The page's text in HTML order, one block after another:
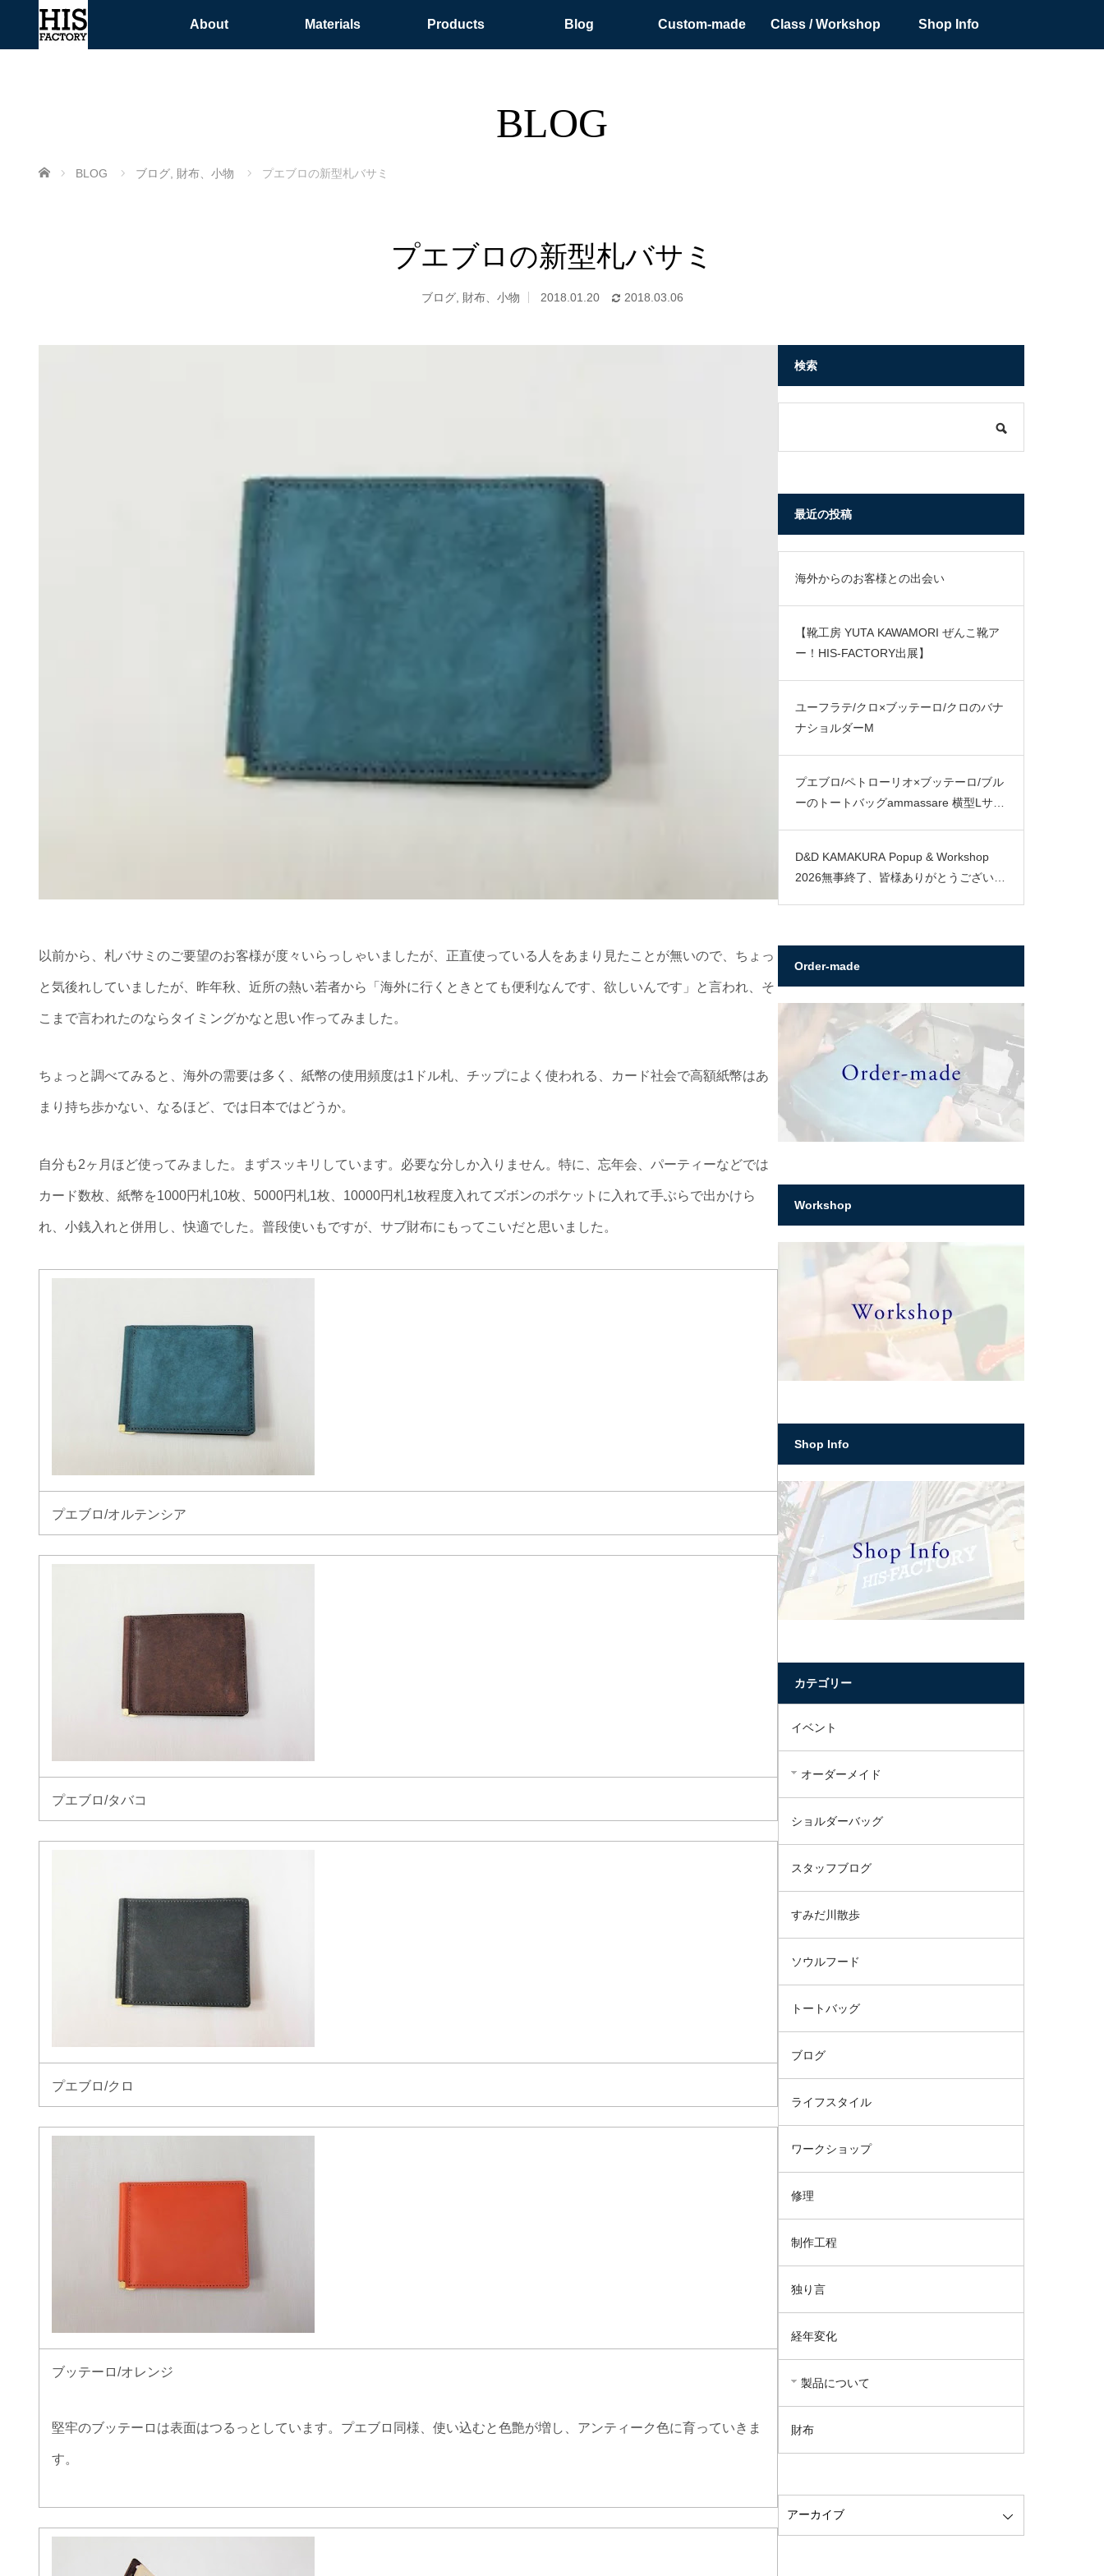
About Materials Products Blog Custom-made Class / Workshop Shop Info
BLOG
ホーム BLOG ブログ 財布、小物 プエブロの新型札バサミ
プエブロの新型札バサミ
ブログ, 財布、小物 2018.01.20 2018.03.06
以前から、札バサミのご要望のお客様が度々いらっしゃいましたが、正直使っている人をあまり見たことが無いので、ちょっ
と気後れしていましたが、昨年秋、近所の熱い若者から「海外に行くときとても便利なんです、欲しいんです」と言われ、そ
こまで言われたのならタイミングかなと思い作ってみました。
ちょっと調べてみると、海外の需要は多く、紙幣の使用頻度は1ドル札、チップによく使われる、カード社会で高額紙幣はあ
まり持ち歩かない、なるほど、では日本ではどうか。
自分も2ヶ月ほど使ってみました。まずスッキリしています。必要な分しか入りません。特に、忘年会、パーティーなどでは
カード数枚、紙幣を1000円札10枚、5000円札1枚、10000円札1枚程度入れてズボンのポケットに入れて手ぶらで出かけら
れ、小銭入れと併用し、快適でした。普段使いもですが、サブ財布にもってこいだと思いました。
プエブロ/オルテンシア
プエブロ/タバコ
プエブロ/クロ
ブッテーロ/オレンジ
堅牢のブッテーロは表面はつるっとしています。プエブロ同様、使い込むと色艶が増し、アンティーク色に育っていきま
す。
検索
最近の投稿
海外からのお客様との出会い
【靴工房 YUTA KAWAMORI ぜんこ靴ア
ー！HIS-FACTORY出展】
ユーフラテ/クロ×ブッテーロ/クロのバナ
ナショルダーM
プエブロ/ペトローリオ×ブッテーロ/ブル
ーのトートバッグammassare 横型Lサイ
D&D KAMAKURA Popup & Workshop
2026無事終了、皆様ありがとうございま
Order-made
Workshop
Shop Info
カテゴリー
イベント
オーダーメイド
ショルダーバッグ
スタッフブログ
すみだ川散歩
ソウルフード
トートバッグ
ブログ
ライフスタイル
ワークショップ
修理
制作工程
独り言
経年変化
製品について
財布